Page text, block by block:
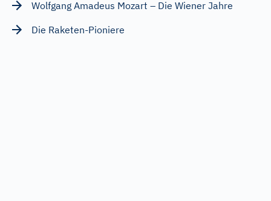
Wolfgang Amadeus Mozart – Die Wiener Jahre
Die Raketen-Pioniere